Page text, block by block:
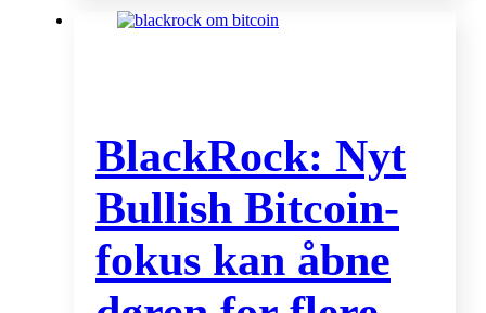
BlackRock: Nyt
Bullish Bitcoin-
fokus kan åbne